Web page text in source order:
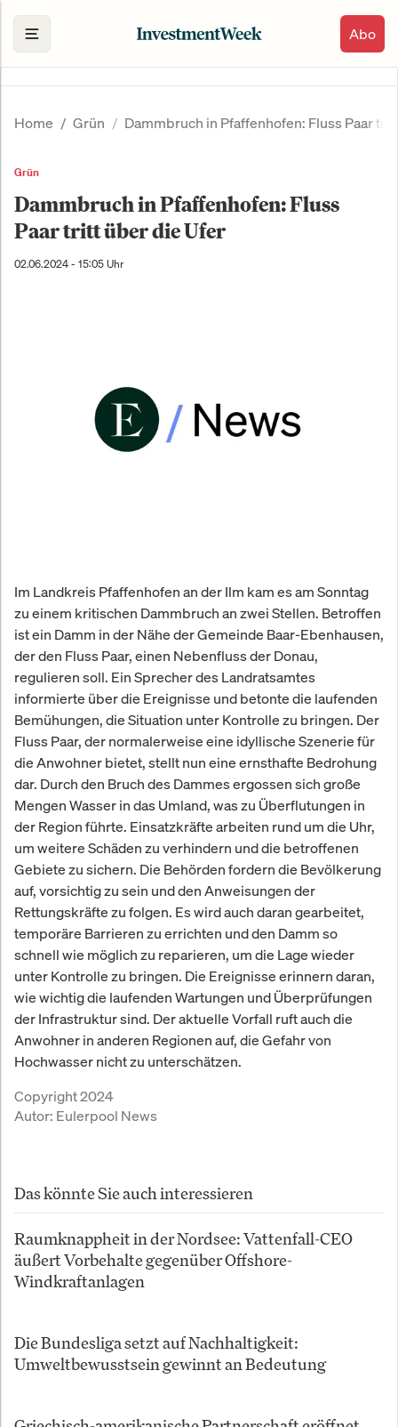
Abo
Home Grün Dammbruch in Pfaffenhofen: Fluss Paar
Grün
Dammbruch in Pfaffenhofen: Fluss
Paar tritt über die Ufer
02.06.2024 - 15:05 Uhr
Im Landkreis Pfaffenhofen an der Ilm kam es am Sonntag
zu einem kritischen Dammbruch an zwei Stellen. Betroffen
ist ein Damm in der Nähe der Gemeinde Baar-Ebenhausen,
der den Fluss Paar, einen Nebenfluss der Donau,
regulieren soll. Ein Sprecher des Landratsamtes
informierte über die Ereignisse und betonte die laufenden
Bemühungen, die Situation unter Kontrolle zu bringen. Der
Fluss Paar, der normalerweise eine idyllische Szenerie für
die Anwohner bietet, stellt nun eine ernsthafte Bedrohung
dar. Durch den Bruch des Dammes ergossen sich große
Mengen Wasser in das Umland, was zu Überflutungen in
der Region führte. Einsatzkräfte arbeiten rund um die Uhr,
um weitere Schäden zu verhindern und die betroffenen
Gebiete zu sichern. Die Behörden fordern die Bevölkerung
auf, vorsichtig zu sein und den Anweisungen der
Rettungskräfte zu folgen. Es wird auch daran gearbeitet,
temporäre Barrieren zu errichten und den Damm so
schnell wie möglich zu reparieren, um die Lage wieder
unter Kontrolle zu bringen. Die Ereignisse erinnern daran,
wie wichtig die laufenden Wartungen und Überprüfungen
der Infrastruktur sind. Der aktuelle Vorfall ruft auch die
Anwohner in anderen Regionen auf, die Gefahr von
Hochwasser nicht zu unterschätzen.
Copyright 2024
Autor: Eulerpool News
Das könnte Sie auch interessieren
Raumknappheit in der Nordsee: Vattenfall-CEO
äußert Vorbehalte gegenüber Offshore-
Windkraftanlagen
Die Bundesliga setzt auf Nachhaltigkeit:
Umweltbewusstsein gewinnt an Bedeutung